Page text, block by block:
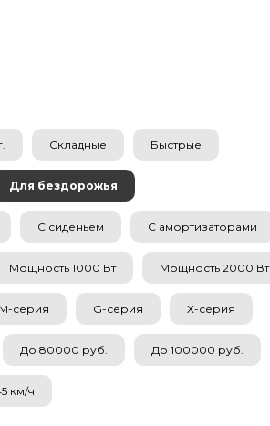
Складные Быстрые
Для бездорожья
С сиденьем С амортизаторами
Мощность 1000 Вт Мощность 2000 Вт
M-серия G-серия X-серия
До 80000 руб. До 100000 руб.
км/ч